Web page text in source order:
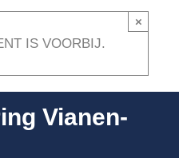
IS VOORBIJ.
×
Vianen-